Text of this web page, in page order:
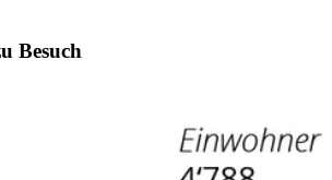
Besuch